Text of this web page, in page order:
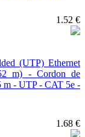
1.52 €
(UTP) Ethernet
m) - Cordon de
m - UTP - CAT 5e -
1.68 €